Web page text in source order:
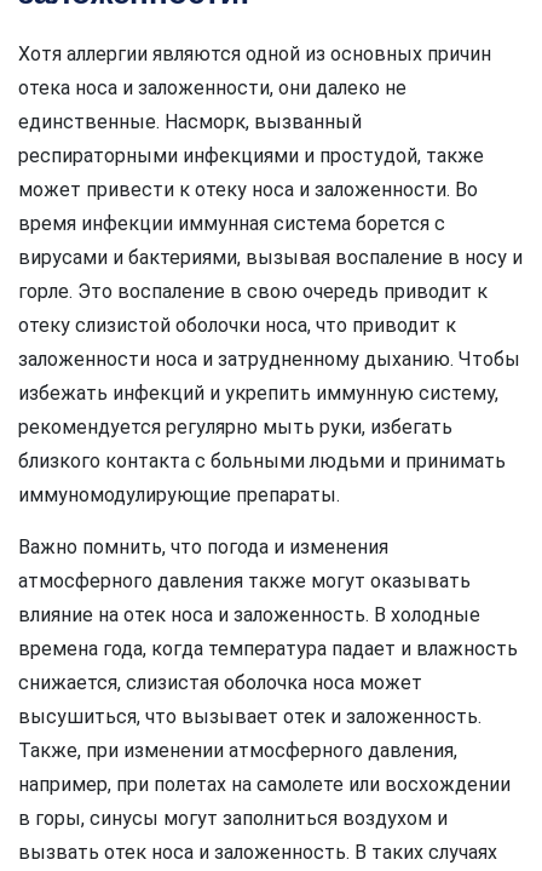
Хотя аллергии являются одной из основных причин
отека носа и заложенности, они далеко не
единственные. Насморк, вызванный
респираторными инфекциями и простудой, также
может привести к отеку носа и заложенности. Во
время инфекции иммунная система борется с
вирусами и бактериями, вызывая воспаление в носу и
горле. Это воспаление в свою очередь приводит к
отеку слизистой оболочки носа, что приводит к
заложенности носа и затрудненному дыханию. Чтобы
избежать инфекций и укрепить иммунную систему,
рекомендуется регулярно мыть руки, избегать
близкого контакта с больными людьми и принимать
иммуномодулирующие препараты.
Важно помнить, что погода и изменения
атмосферного давления также могут оказывать
влияние на отек носа и заложенность. В холодные
времена года, когда температура падает и влажность
снижается, слизистая оболочка носа может
высушиться, что вызывает отек и заложенность.
Также, при изменении атмосферного давления,
например, при полетах на самолете или восхождении
в горы, синусы могут заполниться воздухом и
вызвать отек носа и заложенность. В таких случаях